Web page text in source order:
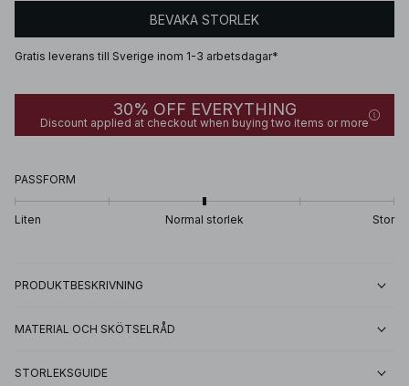
BEVAKA STORLEK
Gratis leverans till Sverige inom 1-3 arbetsdagar*
30% OFF EVERYTHING
Discount applied at checkout when buying two items or more
PASSFORM
Liten Normal storlek Stor
PRODUKTBESKRIVNING
MATERIAL OCH SKÖTSELRÅD
STORLEKSGUIDE